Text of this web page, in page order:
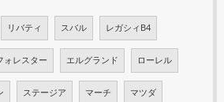
リバティ スバル レガシィB4
ォレスター エルグランド ローレル
ステージア マーチ マツダ